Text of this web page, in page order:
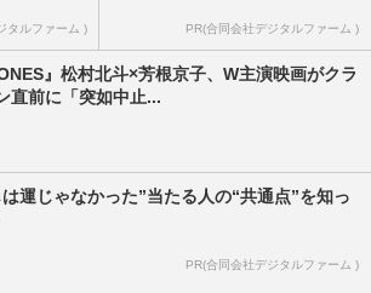
タルファーム ) PR(合同会社デジタルファーム )
』松村北斗×芳根京子、W主演映画がクラ
直前に「突如中止...
運じゃなかった”当たる人の“共通点”を知っ
PR(合同会社デジタルファーム )